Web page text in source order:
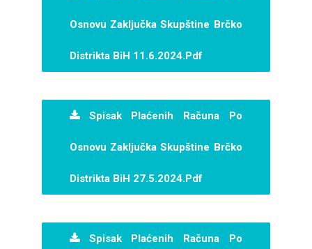
Osnovu Zaključka Skupštine Brčko
Distrikta BiH 11.6.2024.pdf
Spisak Plaćenih Računa Po
Osnovu Zaključka Skupštine Brčko
Distrikta BiH 27.5.2024.pdf
Spisak Plaćenih Računa Po